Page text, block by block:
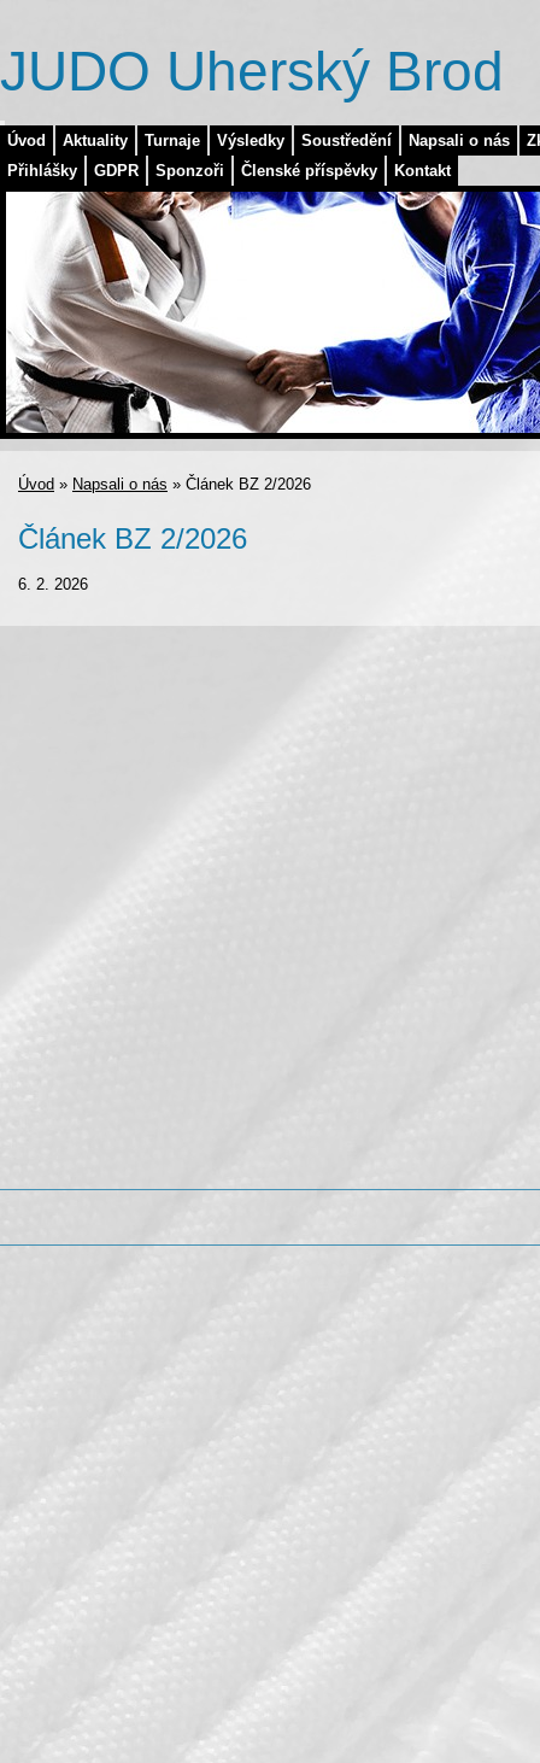
Úvod Aktuality Turnaje Výsledky Soustředění Napsali o nás
Přihlášky
GDPR Sponzoři Členské příspěvky Kontakt
JUDO Uherský Brod
Úvod » Napsali o nás » Článek BZ 2/2026
Článek BZ 2/2026
6. 2. 2026